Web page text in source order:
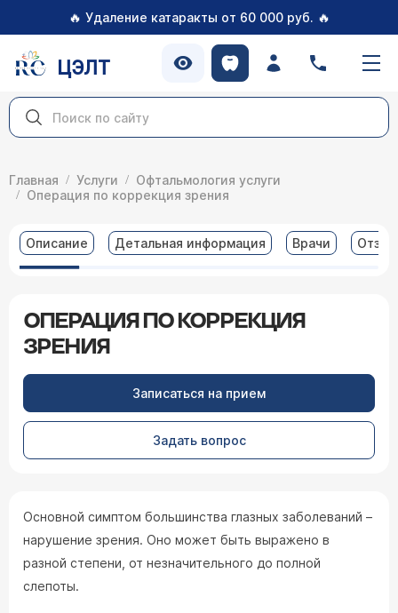
🔥 Удаление катаракты от 60 000 руб. 🔥
ЦЭЛТ
Главная Услуги
Офтальмология услуги
Операция по коррекция зрения
Описание Детальная информация Врачи
ОПЕРАЦИЯ ПО КОРРЕКЦИЯ
ЗРЕНИЯ
Записаться на прием
Задать вопрос
Основной симптом большинства глазных заболеваний –
нарушение зрения. Оно может быть выражено в
разной степени, от незначительного до полной
слепоты.